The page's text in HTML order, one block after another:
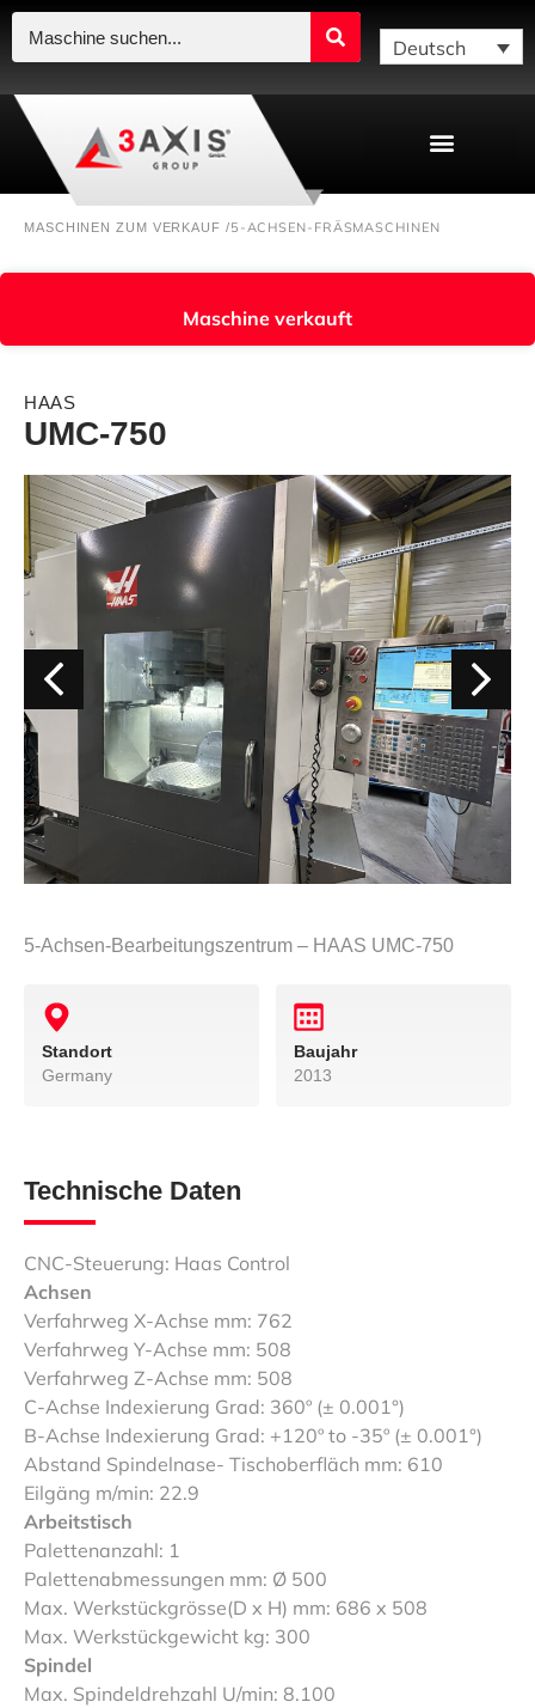
Deutsch
MASCHINEN ZUM VERKAUF /5-ACHSEN-FRÄSMASCHINEN
Maschine verkauft
HAAS
UMC-750
5-Achsen-Bearbeitungszentrum – HAAS UMC-750
Standort
Germany
Baujahr
2013
Technische Daten
CNC-Steuerung: Haas Control
Achsen
Verfahrweg X-Achse mm: 762
Verfahrweg Y-Achse mm: 508
Verfahrweg Z-Achse mm: 508
C-Achse Indexierung Grad: 360º (± 0.001°)
B-Achse Indexierung Grad: +120º to -35º (± 0.001°)
Abstand Spindelnase- Tischoberfläch mm: 610
Eilgäng m/min: 22.9
Arbeitstisch
Palettenanzahl: 1
Palettenabmessungen mm: Ø 500
Max. Werkstückgrösse(D x H) mm: 686 x 508
Max. Werkstückgewicht kg: 300
Spindel
Max. Spindeldrehzahl U/min: 8.100